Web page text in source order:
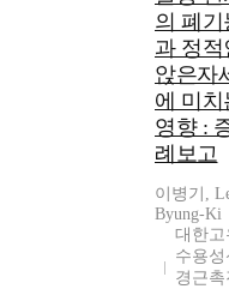
의 폐기
과 정적
앉은자
에 미치
영향 :
례보고
이병기,
Byung-Ki
대한고
수용성
경근촉